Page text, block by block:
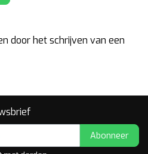
door het schrijven van een
Abonneer